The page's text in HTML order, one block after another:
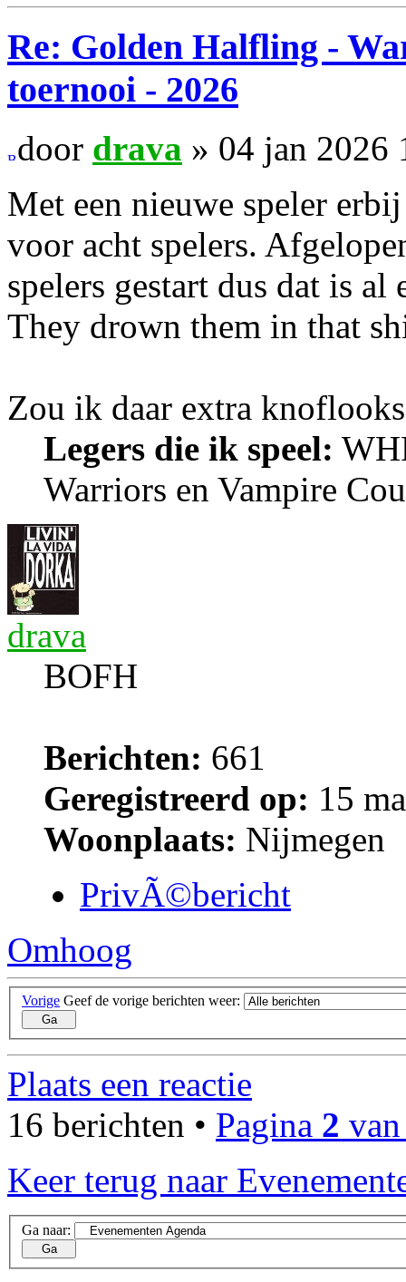
Re: Golden Halfling -
toernooi - 2026
door drava » 04 jan 2026
Met een nieuwe speler
voor acht spelers.
spelers gestart dus dat is
They drown them in that
Zou ik daar extra
Legers die ik speel:
Warriors en Vampire
drava
BOFH
Berichten: 661
Geregistreerd op: 15
Woonplaats: Nijmegen
PrivÃ©bericht
Omhoog
Vorige Geef de vorige berichten weer:
Plaats een reactie
16 berichten • Pagina 2
Keer terug naar
Ga naar: